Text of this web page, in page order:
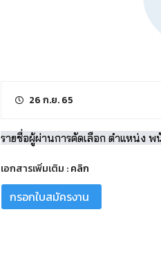
26 ก.ย. 65
รายชื่อผู้ผ่านการคัดเลือก ตำแหน่ง
เอกสารเพิ่มเติม :คลิก
กรอกใบสมัครงาน